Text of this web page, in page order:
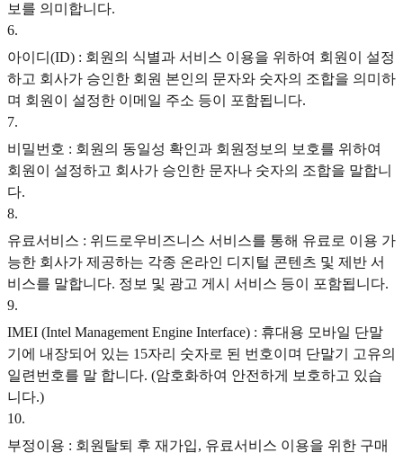
보를 의미합니다.
6.
아이디(ID) : 회원의 식별과 서비스 이용을 위하여 회원이 설정
하고 회사가 승인한 회원 본인의 문자와 숫자의 조합을 의미하
며 회원이 설정한 이메일 주소 등이 포함됩니다.
7.
비밀번호 : 회원의 동일성 확인과 회원정보의 보호를 위하여
회원이 설정하고 회사가 승인한 문자나 숫자의 조합을 말합니
다.
8.
유료서비스 : 위드로우비즈니스 서비스를 통해 유료로 이용 가
능한 회사가 제공하는 각종 온라인 디지털 콘텐츠 및 제반 서
비스를 말합니다. 정보 및 광고 게시 서비스 등이 포함됩니다.
9.
IMEI (Intel Management Engine Interface) : 휴대용 모바일 단말
기에 내장되어 있는 15자리 숫자로 된 번호이며 단말기 고유의
일련번호를 말 합니다. (암호화하여 안전하게 보호하고 있습
니다.)
10.
부정이용 : 회원탈퇴 후 재가입, 유료서비스 이용을 위한 구매